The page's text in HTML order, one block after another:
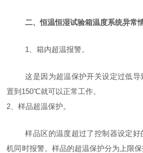
二、恒温恒湿试验箱温度系统异常
1 、箱内超温报警。
这是因为超温保护开关设定过低
置到150℃就可以正常工作。
2 、样品超温保护。
样品区的温度超过了控制器设定
机同时报警。样品的超温保护分为上限